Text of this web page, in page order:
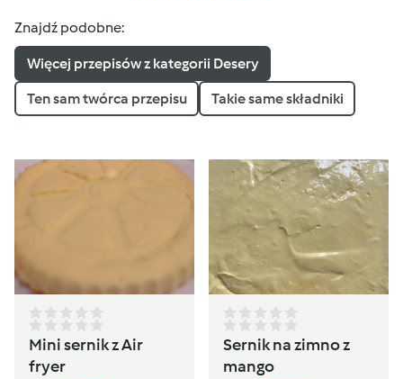
Znajdź podobne:
Więcej przepisów z kategorii Desery
Ten sam twórca przepisu Takie same składniki
Mini sernik z Air
fryer
Sernik na zimno z
mango